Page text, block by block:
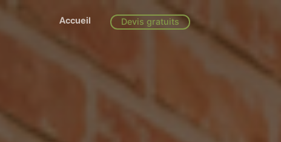
Accueil Devis gratuits